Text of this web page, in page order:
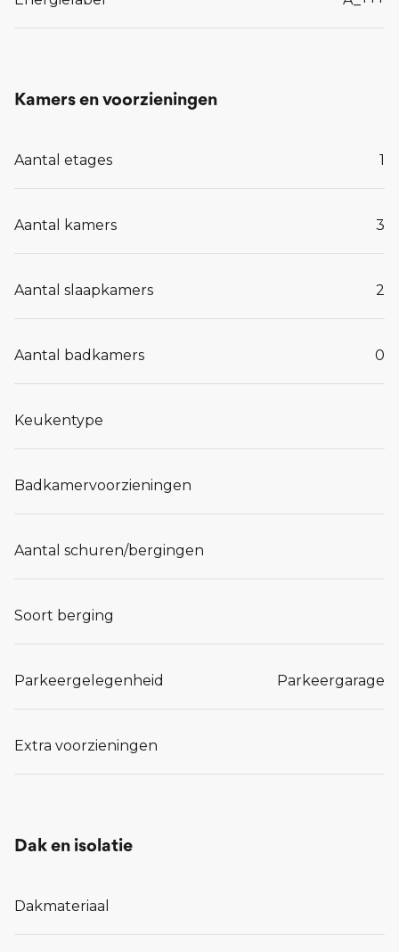
Kamers en voorzieningen
Aantal etages 1
Aantal kamers 3
Aantal slaapkamers 2
Aantal badkamers 0
Keukentype
Badkamervoorzieningen
Aantal schuren/bergingen
Soort berging
Parkeergelegenheid Parkeergarage
Extra voorzieningen
Dak en isolatie
Dakmateriaal